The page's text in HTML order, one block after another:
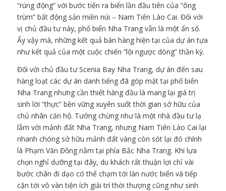
“rúng động” với bước tiến ra biển lần đầu tiên của “ông
trùm” bất động sản miền núi – Nam Tiến Lào Cai. Đối với
vị chủ đầu tư này, phố biển Nha Trang vẫn là một ẩn số.
Ấy vậy mà, những kết quả bán hàng hiện tại của dự án tựa
như kết quả của một cuộc chiến “lội ngược dòng” thần kỳ.
Đối với chủ đầu tư Scenia Bay Nha Trang, dự án đến sau
hàng loạt các dự án danh tiếng đã góp mặt tại phố biển
Nha Trang nhưng cần thiết hàng đầu là mang lại giá trị
sinh lời “thực” bền vững xuyên suốt thời gian sở hữu của
chủ nhân căn hộ. Tưởng chừng như là một nhà đầu tư lạ
lẫm với mảnh đất Nha Trang, nhưng Nam Tiến Lào Cai lại
nhanh chóng sở hữu mảnh đất vàng còn sót lại đó chính
là Phạm Văn Đồng nằm tại phía Bắc Nha Trang. Khi lựa
chọn nghỉ dưỡng tại đây, du khách rất thuận lợi chỉ vài
bước chân đi dạo có thể chạm tới làn nước biển và tiếp
cận tới vô vàn tiện ích giải trí thời thượng cũng như sinh